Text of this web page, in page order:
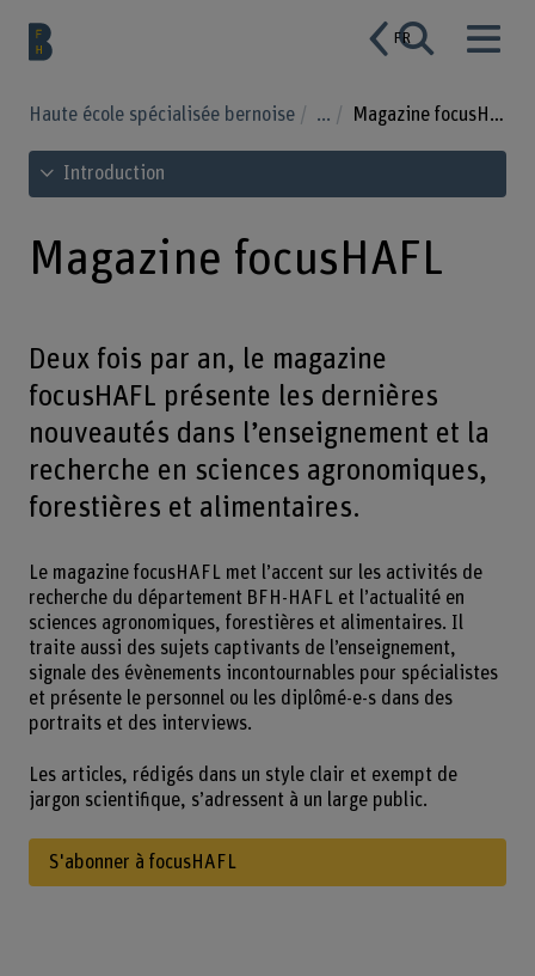
FR
Haute école spécialisée bernoise ... Magazine focusHAFL
Voir le sommaire
Introduction
Magazine focusHAFL
Deux fois par an, le magazine
focusHAFL présente les dernières
nouveautés dans l’enseignement et la
recherche en sciences agronomiques,
forestières et alimentaires.
Le magazine focusHAFL met l’accent sur les activités de
recherche du département BFH-HAFL et l’actualité en
sciences agronomiques, forestières et alimentaires. Il
traite aussi des sujets captivants de l’enseignement,
signale des évènements incontournables pour spécialistes
et présente le personnel ou les diplômé-e-s dans des
portraits et des interviews.
Les articles, rédigés dans un style clair et exempt de
jargon scientifique, s’adressent à un large public.
S'abonner à focusHAFL